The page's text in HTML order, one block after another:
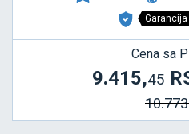
Cena sa
9.415,45